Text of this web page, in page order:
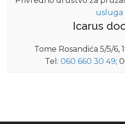
usluga
Icarus
Tome Rosandića 5/5/6,
Tel: 060 660 30 49;